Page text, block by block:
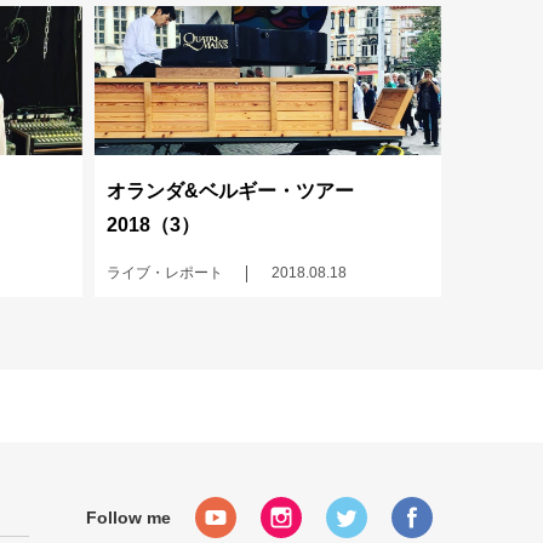
オランダ&ベルギー・ツアー
2018（3）
ライブ・レポート 2018.08.18